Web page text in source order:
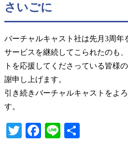
さいごに
バーチャルキャスト社は先月3周年
サービスを継続してこられたのも
トを応援してくださっている皆様
謝申し上げます。
引き続きバーチャルキャストをよ
す。
T
Fa
Li